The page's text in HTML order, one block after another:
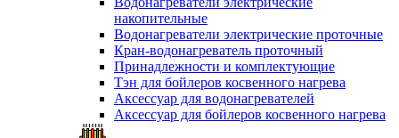
накопительные
Водонагреватели электрические проточные
Кран-водонагреватель проточный
Принадлежности и комплектующие
Тэн для бойлеров косвенного нагрева
Аксессуар для водонагревателей
Аксессуар для бойлеров косвенного нагрева